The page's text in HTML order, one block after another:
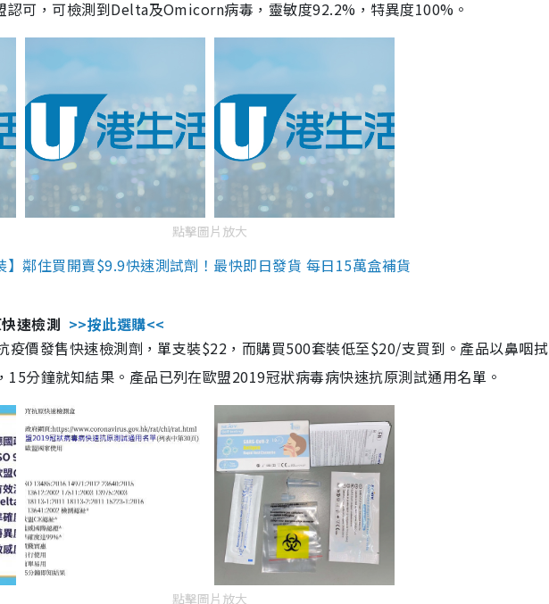
認可，可檢測到Delta及Omicorn病毒，靈敏度92.2%，特異度100%。
點擊圖片放大
】鄰住買開賣$9.9快速測試劑！最快即日發貨 每日15萬盒補貨
速檢測 >>按此選購<<
疫價發售快速檢測劑，單支裝$22，而購買500套裝低至$20/支買到。產品以鼻咽
分鐘就知結果。產品已列在歐盟2019冠狀病毒病快速抗原測試通用名單。
點擊圖片放大